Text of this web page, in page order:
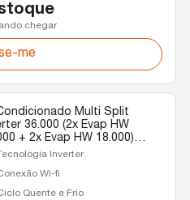
chegar
me
Multi Split
36.000 (2x Evap HW
+ 2x Evap HW 18.000)
Quente/Frio R-32 220v
Inverter
Wi-fi
Quente e Frio